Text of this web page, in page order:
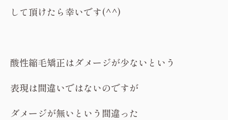
して頂けたら幸いです(^^)
酸性縮毛矯正はダメージが少ないという
表現は間違いではないのですが
ダメージが無いという間違った